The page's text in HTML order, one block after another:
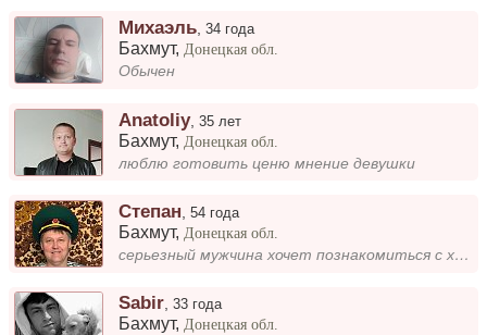
Михаэль ,34 года
Бахмут, Донецкая обл.
Обычен
Anatoliy,35 лет
Бахмут, Донецкая обл.
люблю готовить ценю мнение девушки
Степан ,54 года
Бахмут, Донецкая обл.
серьезный мужчина хочет познакомиться с хорошей женщиной для совместного проживания
Sabir,33 года
Бахмут, Донецкая обл.